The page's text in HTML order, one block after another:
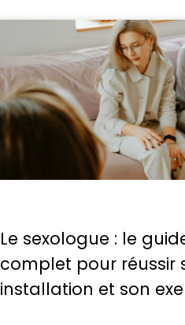
Le sexologue : le
complet pour réussir
installation et son